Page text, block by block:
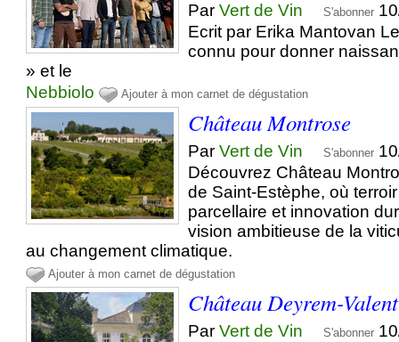
ParVert de Vin S'abonner
Ecrit par Erika Mantovan
connu pour donner
» et le
Nebbiolo
Ajouter à mon carnet de dégustation
Château Montrose
ParVert de Vin S'abonner
Découvrez Château
de Saint-Estèphe, où
parcellaire et innovation
vision ambitieuse de la
au changement climatique.
Ajouter à mon carnet de dégustation
Château Deyrem-
ParVert de Vin S'abonner